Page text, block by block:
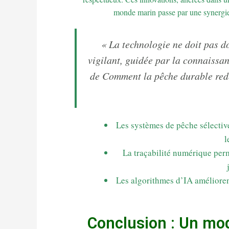
monde marin passe par une
« La technologie ne doit pas
vigilant, guidée par la
de Comment la pêche durable
Les systèmes de pêche
La traçabilité numérique
Les algorithmes d’IA
Conclusion : Un